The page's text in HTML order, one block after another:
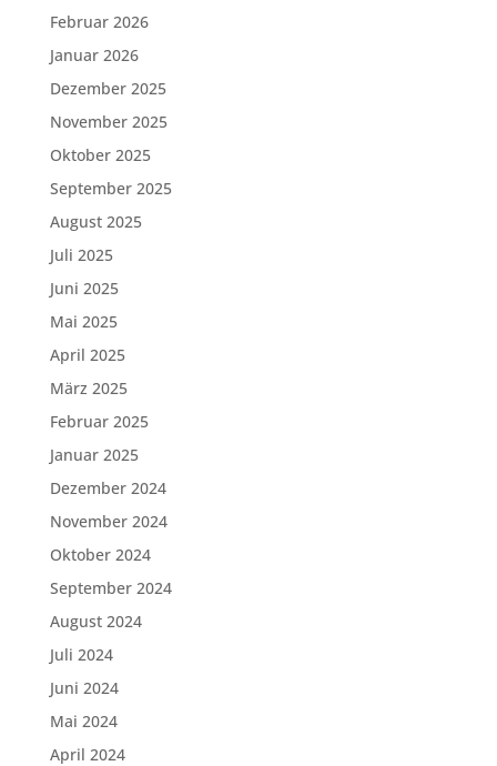
Februar 2026
Januar 2026
Dezember 2025
November 2025
Oktober 2025
September 2025
August 2025
Juli 2025
Juni 2025
Mai 2025
April 2025
März 2025
Februar 2025
Januar 2025
Dezember 2024
November 2024
Oktober 2024
September 2024
August 2024
Juli 2024
Juni 2024
Mai 2024
April 2024